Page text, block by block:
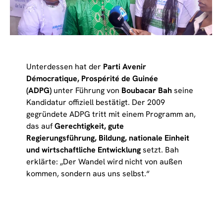
Unterdessen hat der Parti Avenir
Démocratique, Prospérité de Guinée
(ADPG)unter Führung von Boubacar Bahseine
Kandidatur offiziell bestätigt. Der 2009
gegründete ADPG tritt mit einem Programm an,
das aufGerechtigkeit, gute
Regierungsführung, Bildung, nationale Einheit
und wirtschaftliche Entwicklungsetzt. Bah
erklärte: „Der Wandel wird nicht von außen
kommen, sondern aus uns selbst.“